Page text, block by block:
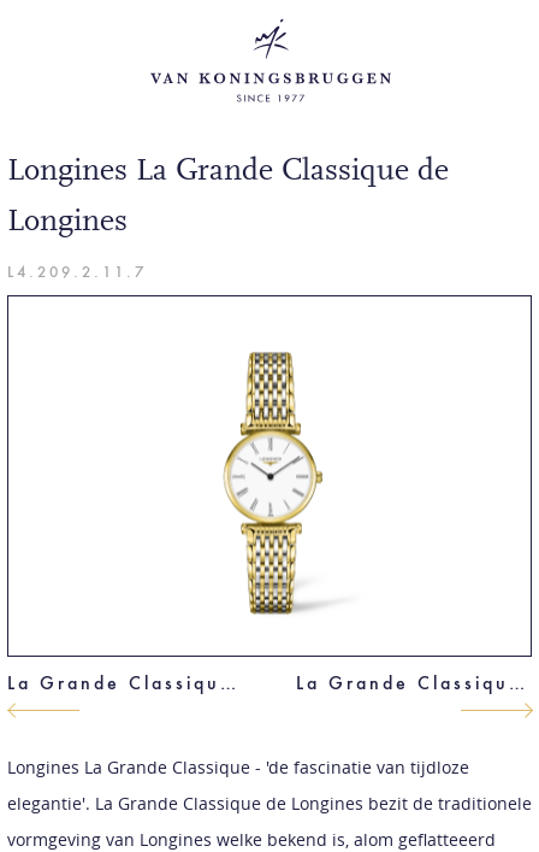
Longines La Grande Classique de
Longines
L4.209.2.11.7
La Grande Classique de Longines La Grande Classique de Longines
Longines La Grande Classique - 'de fascinatie van tijdloze
elegantie'. La Grande Classique de Longines bezit de traditionele
vormgeving van Longines welke bekend is, alom geflatteeerd